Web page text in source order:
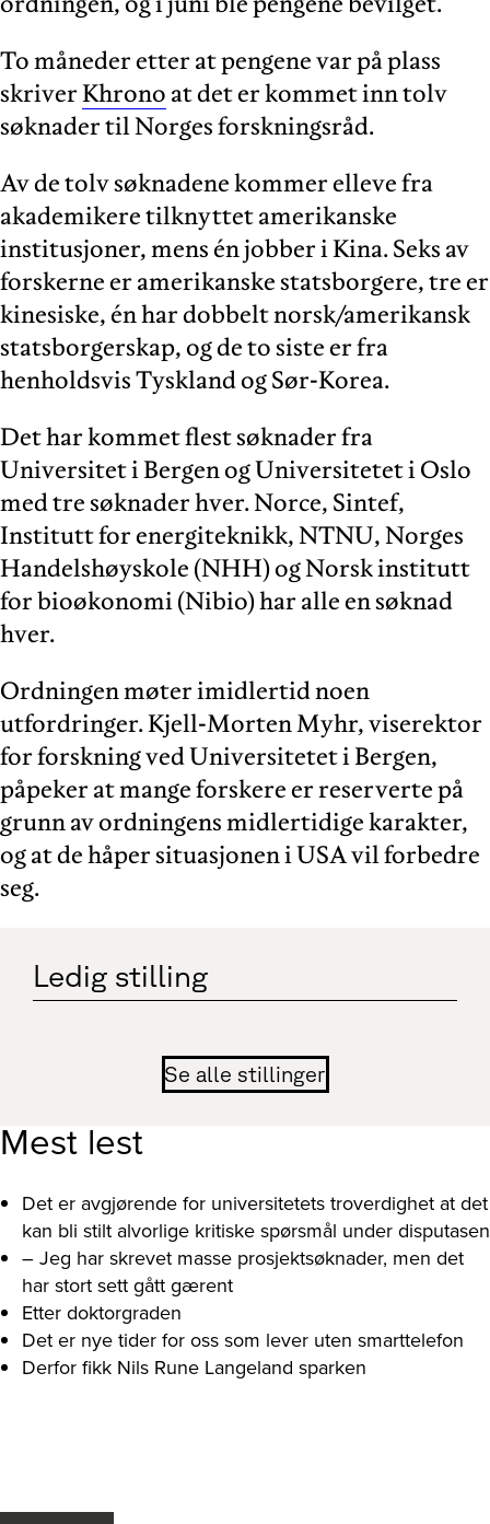
To måneder etter at pengene var på plass
skriverKhrono at det er kommet inn tolv
søknader til Norges forskningsråd.
Av de tolv søknadene kommer elleve fra
akademikere tilknyttet amerikanske
institusjoner, mens én jobber i Kina. Seks av
forskerne er amerikanske statsborgere, tre er
kinesiske, én har dobbelt norsk/amerikansk
statsborgerskap, og de to siste er fra
henholdsvis Tyskland og Sør-Korea.
Det har kommet flest søknader fra
Universitet i Bergen og Universitetet i Oslo
med tre søknader hver. Norce, Sintef,
Institutt for energiteknikk, NTNU, Norges
Handelshøyskole (NHH) og Norsk institutt
for bioøkonomi (Nibio) har alle en søknad
hver.
Ordningen møter imidlertid noen
utfordringer. Kjell-Morten Myhr, viserektor
for forskning ved Universitetet i Bergen,
påpeker at mange forskere er reserverte på
grunn av ordningens midlertidige karakter,
og at de håper situasjonen i USA vil forbedre
seg.
Ledig stilling
Se alle stillinger
Mest lest
Det er avgjørende for universitetets troverdighet at det
kan bli stilt alvorlige kritiske spørsmål under disputasen
– Jeg har skrevet masse prosjektsøknader, men det
har stort sett gått gærent
Etter doktorgraden
Det er nye tider for oss som lever uten smarttelefon
Derfor fikk Nils Rune Langeland sparken